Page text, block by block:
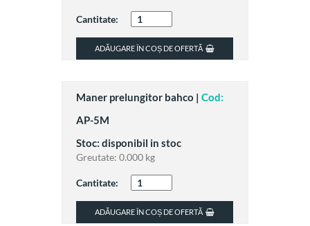
Cantitate:
ADĂUGARE ÎN COȘ DE OFERTĂ
Maner prelungitor bahco | Cod:
AP-5M
Stoc: disponibil in stoc
Greutate: 0.000 kg
Cantitate:
ADĂUGARE ÎN COȘ DE OFERTĂ